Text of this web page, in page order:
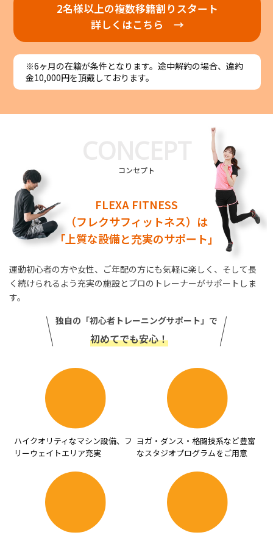
2名様以上の複数移籍割りスタート
詳しくはこちら →
※6ヶ月の在籍が条件となります。途中解約の場合、違約
金10,000円を頂戴しております。
コンセプト
FLEXA FITNESS
（フレクサフィットネス）は
「上質な設備と充実のサポート」
運動初心者の方や女性、 ご年配の方にも気軽に楽しく、 そして長
く続けられるよう充実の施設とプロのトレーナーがサポートしま
す。
独自の「初心者トレーニングサポート」で
初めてでも安心！
ハイクオリティなマシン設備、フ
リーウェイトエリア充実
ヨガ・ダンス・格闘技系など豊富
なスタジオプログラムをご用意